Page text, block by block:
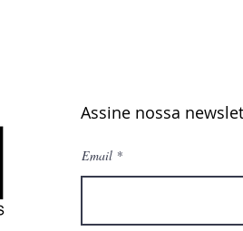
Assine nossa
Email